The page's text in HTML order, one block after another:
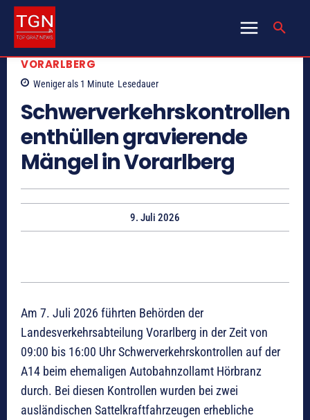
VORARLBERG
Weniger als 1 Minute Lesedauer
Schwerverkehrskontrollen
enthüllen gravierende
Mängel in Vorarlberg
9. Juli 2026
Am 7. Juli 2026 führten Behörden der
Landesverkehrsabteilung Vorarlberg in der Zeit von
09:00 bis 16:00 Uhr Schwerverkehrskontrollen auf der
A14 beim ehemaligen Autobahnzollamt Hörbranz
durch. Bei diesen Kontrollen wurden bei zwei
ausländischen Sattelkraftfahrzeugen erhebliche